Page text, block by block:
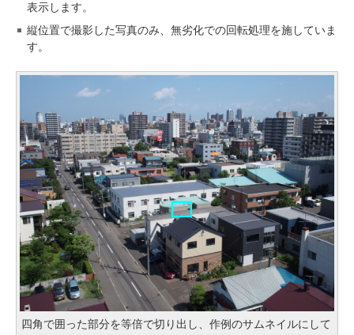
表示します。
縦位置で撮影した写真のみ、無劣化での回転処理を施していま
す。
四角で囲った部分を等倍で切り出し、作例のサムネイルにして